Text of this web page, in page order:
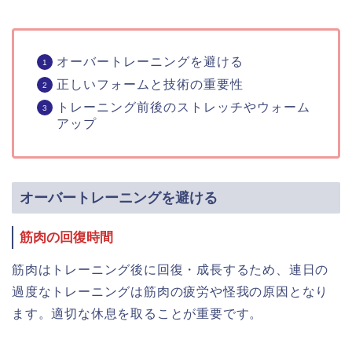
オーバートレーニングを避ける
正しいフォームと技術の重要性
トレーニング前後のストレッチやウォーム
アップ
オーバートレーニングを避ける
筋肉の回復時間
筋肉はトレーニング後に回復・成長するため、連日の
過度なトレーニングは筋肉の疲労や怪我の原因となり
ます。適切な休息を取ることが重要です。